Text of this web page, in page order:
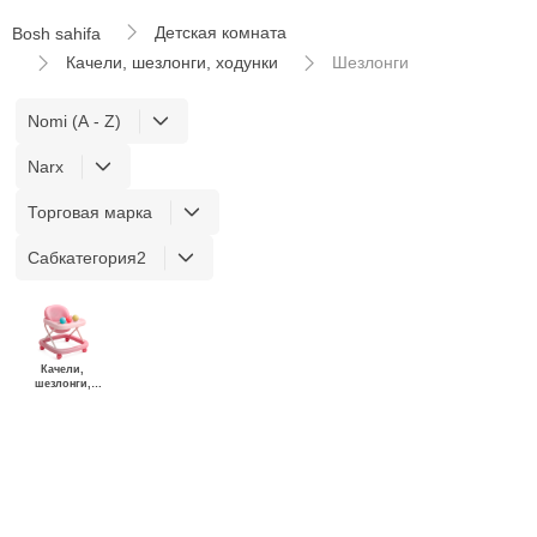
Bosh sahifa
Детская комната
Качели, шезлонги, ходунки
Шезлонги
Nomi (A - Z)
Narx
Торговая марка
Сабкатегория2
Качели,
шезлонги,